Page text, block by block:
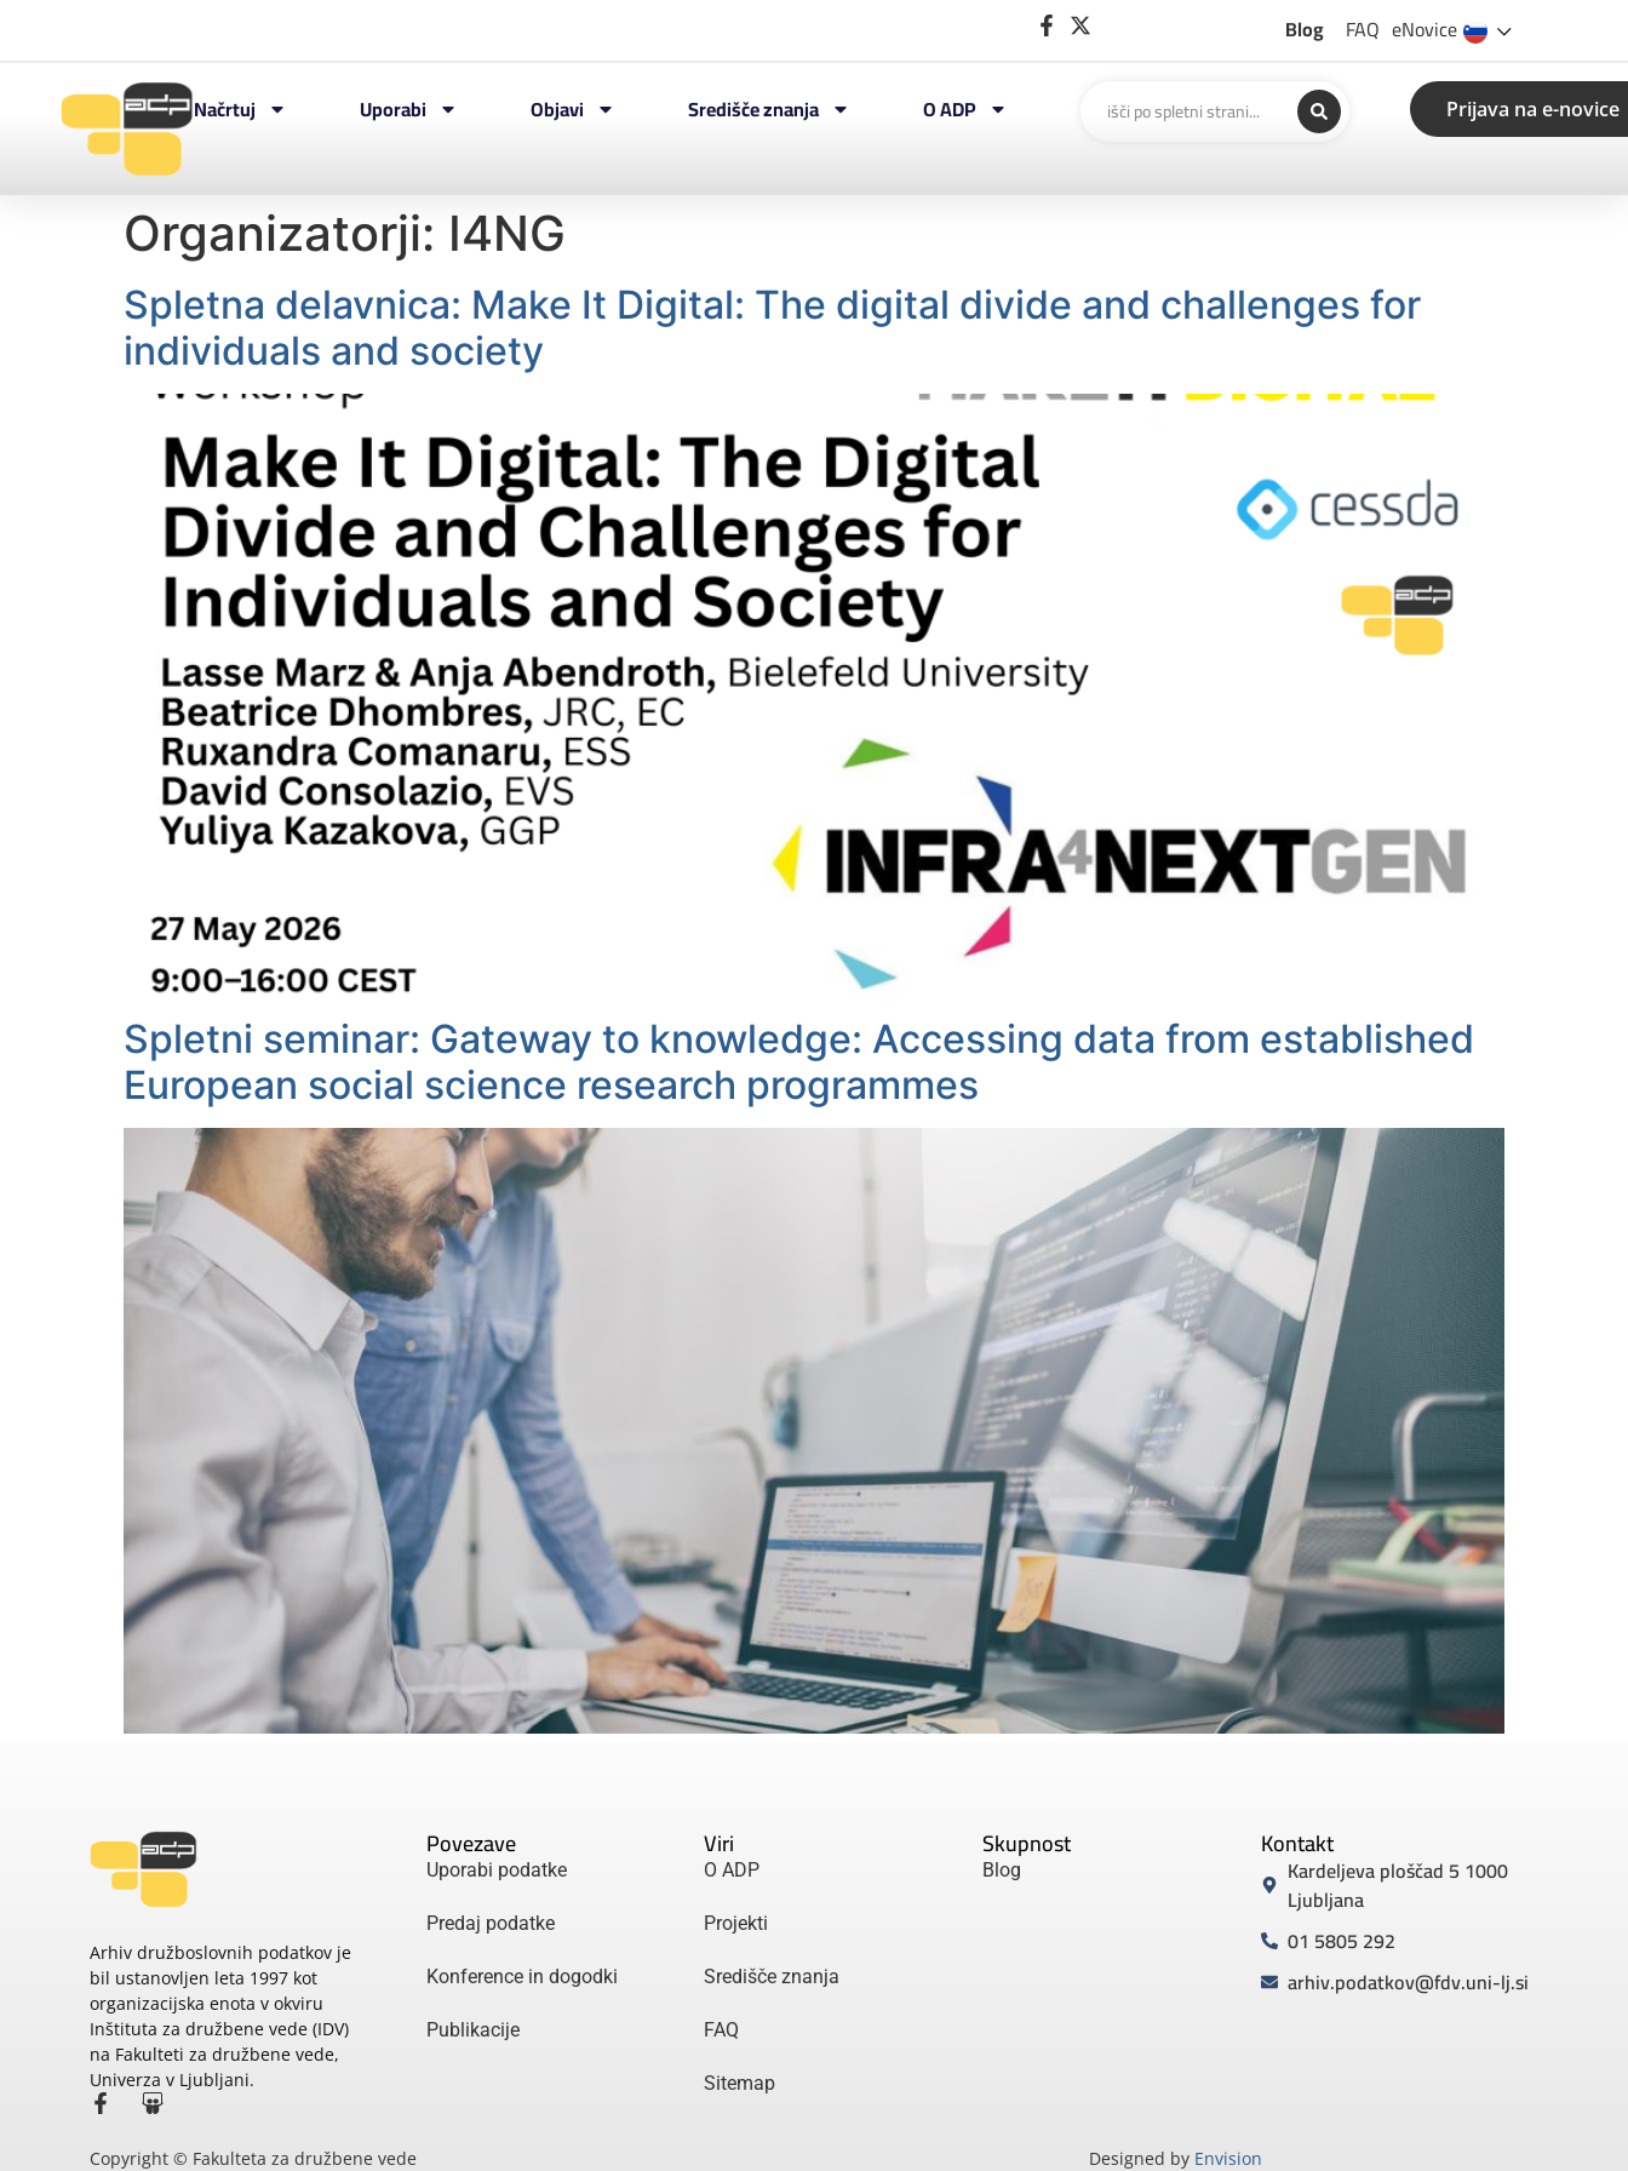
Blog FAQ eNovice
Načrtuj Uporabi Objavi Središče znanja O ADP Prijava na e-novice
Organizatorji: I4NG
Spletna delavnica: Make It Digital: The digital divide and challenges for
individuals and society
Spletni seminar: Gateway to knowledge: Accessing data from established
European social science research programmes
Arhiv družboslovnih podatkov je
bil ustanovljen leta 1997 kot
organizacijska enota v okviru
Inštituta za družbene vede (IDV)
na Fakulteti za družbene vede,
Univerza v Ljubljani.
Povezave
Uporabi podatke
Predaj podatke
Konference in dogodki
Publikacije
Viri
O ADP
Projekti
Središče znanja
FAQ
Sitemap
Skupnost
Blog
Kontakt
Kardeljeva ploščad 5 1000
Ljubljana
01 5805 292
arhiv.podatkov@fdv.uni-lj.si
Copyright © Fakulteta za družbene vede Designed by Envision